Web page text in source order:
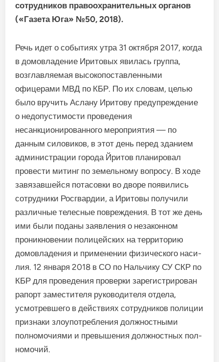
сотрудни­ков правоохранительных органов
(«Газета Юга» №50, 2018).
Речь идет о событиях утра 31 октября 2017, когда
в домовла­дение Иритовых явилась группа,
возглавляемая высокопоставлен­ными
офицерами МВД по КБР. По их словам, целью
было вру­чить Аслану Иритову предупреж­дение
о недопустимости проведения
несанкционированного мероприятия — по
данным сило­виков, в этот день перед зданием
администрации города Йритов планировал
провести митинг по земельному вопросу. В ходе
завязавшейся потасовки во дворе появились
сотрудники Росгвардии, а Иритовы получили
различные телесные поврежде­ния. В тот же день
ими были поданы заявления о незаконном
проникновении полицейских на территорию
домовладения и применении физического наси­
лия. 12 января 2018 в СО по Нальчику СУ СКР по
КБР для про­ведения проверки зарегистриро­ван
рапорт заместителя руково­дителя отдела,
усмотревшего в действиях сотрудников полиции
признаки злоупотребления должностными
полномочиями и превышения должностных пол­
номочий.